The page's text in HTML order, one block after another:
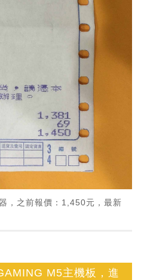
，之前報價：1,450元，最新
M5主機板，進